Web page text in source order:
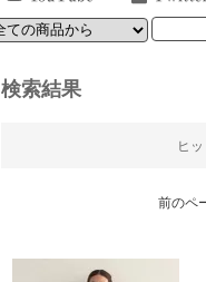
検索結果
ヒ
前のペ